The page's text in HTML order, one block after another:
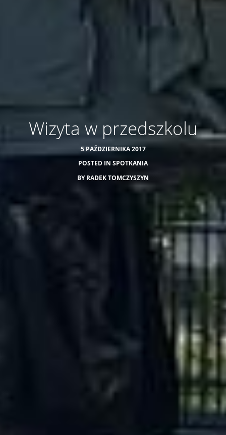
Wizyta w przedszkolu
5 PAŹDZIERNIKA 2017
POSTED IN SPOTKANIA
BYRADEK TOMCZYSZYN